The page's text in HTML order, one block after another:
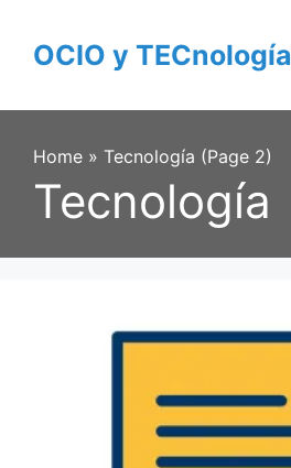
contentOCIO y TECnología
Home » Tecnología (Page 2)
Tecnología